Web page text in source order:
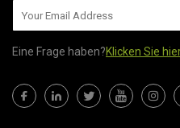
Eine Frage haben?Klicken Sie